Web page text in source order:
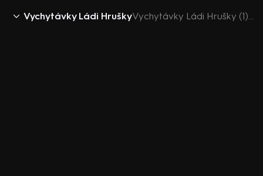
Vychytávky Ládi Hrušky Vychytávky Ládi Hrušky (1): Březový zajíc